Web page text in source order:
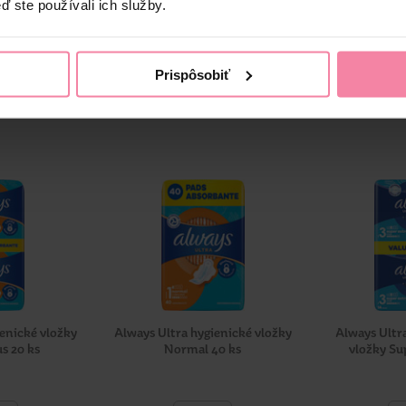
ste používali ich služby.
Prispôsobiť
tak, aby poskytovali značný komfort a ochranu ženám a
vložky
20 ks
Always Ultra hygienické vložky
Normal 40 ks
Always
vložky